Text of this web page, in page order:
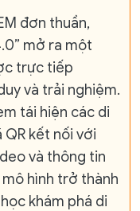
đơn thuần,
mở ra một
trực tiếp
và trải nghiệm.
tái hiện các di
kết nối với
và thông tin
hình trở thành
khám phá di